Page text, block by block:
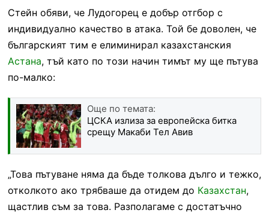
Стейн обяви, че Лудогорец е добър отгбор с
индивидуално качество в атака. Той бе доволен, че
българският тим е елиминирал казахстанския
Астана, тъй като по този начин тимът му ще пътува
по-малко:
Още по темата:
ЦСКА излиза за европейска битка
срещу Макаби Тел Авив
„Това пътуване няма да бъде толкова дълго и тежко,
отколкото ако трябваше да отидем до Казахстан,
щастлив съм за това. Разполагаме с достатъчно